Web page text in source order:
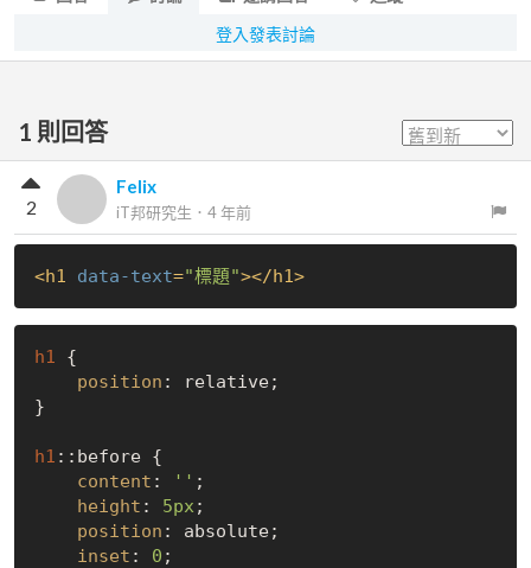
登入發表討論
1 則回答
Felix
iT邦研究生 ． 4 年前
2
<h1 data-text="標題"></h1>
h1
{
position : relative;
}
h1 ::before {
content : '' ;
height : 5px ;
position : absolute;
inset : 0 ;